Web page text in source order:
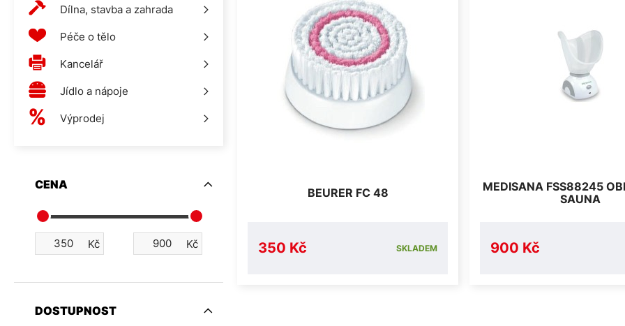
BEURER FC 48
350 Kč SKLADEM
MEDISANA FSS88245
SAUNA
900 Kč
Dílna, stavba a zahrada
Péče o tělo
Kancelář
Jídlo a nápoje
Výprodej
CENA
Kč Kč
DOSTUPNOST